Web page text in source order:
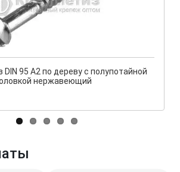
95 А2 по дереву с полупотайной
нержавеющий